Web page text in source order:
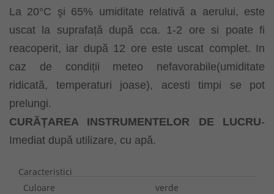
La 20°C şi 65% umiditate relativă a aerului, este
uscat la suprafață după cca. 1-2 ore si poate fi
reacoperit, iar după 12 ore este uscat complet. In
caz de condiții meteo nefavorabile(umiditate
ridicată, temperaturi joase), acesti timpi se pot
prelungi.
CURĂȚAREA INSTRUMENTELOR DE LUCRU-
Imediat după utilizare, cu apă.
Caracteristici
Culoare
verde